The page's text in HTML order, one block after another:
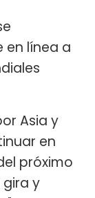
en línea a
Asia y
en
próximo
y